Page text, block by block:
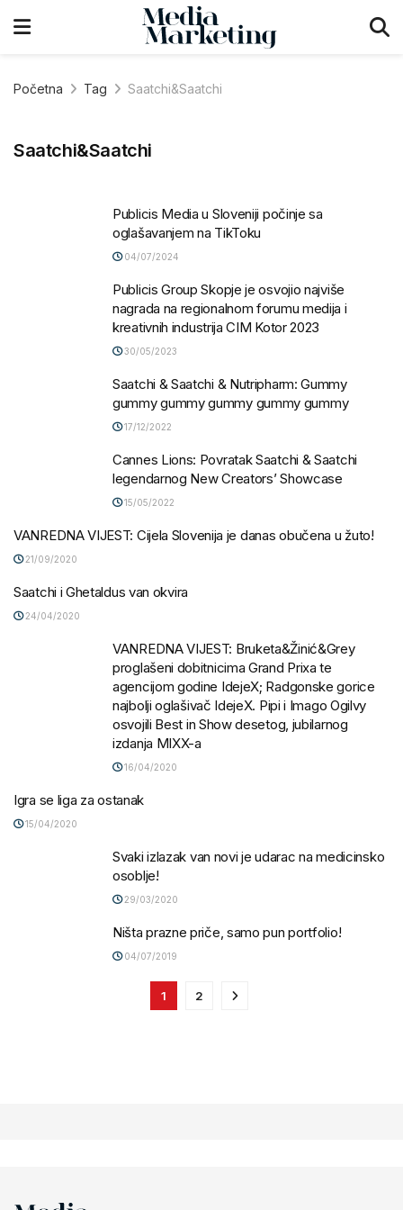
Početna Tag Saatchi&Saatchi
Saatchi&Saatchi
Publicis Media u Sloveniji počinje sa
oglašavanjem na TikToku
04/07/2024
Publicis Group Skopje je osvojio najviše
nagrada na regionalnom forumu medija i
kreativnih industrija CIM Kotor 2023
30/05/2023
Saatchi & Saatchi & Nutripharm: Gummy
gummy gummy gummy gummy gummy
17/12/2022
Cannes Lions: Povratak Saatchi & Saatchi
legendarnog New Creators’ Showcase
15/05/2022
VANREDNA VIJEST: Cijela Slovenija je danas obučena u žuto!
21/09/2020
Saatchi i Ghetaldus van okvira
24/04/2020
VANREDNA VIJEST: Bruketa&Žinić&Grey
proglašeni dobitnicima Grand Prixa te
agencijom godine IdejeX; Radgonske gorice
najbolji oglašivač IdejeX. Pipi i Imago Ogilvy
osvojili Best in Show desetog, jubilarnog
izdanja MIXX-a
16/04/2020
Igra se liga za ostanak
15/04/2020
Svaki izlazak van novi je udarac na medicinsko
osoblje!
29/03/2020
Ništa prazne priče, samo pun portfolio!
04/07/2019
1 2